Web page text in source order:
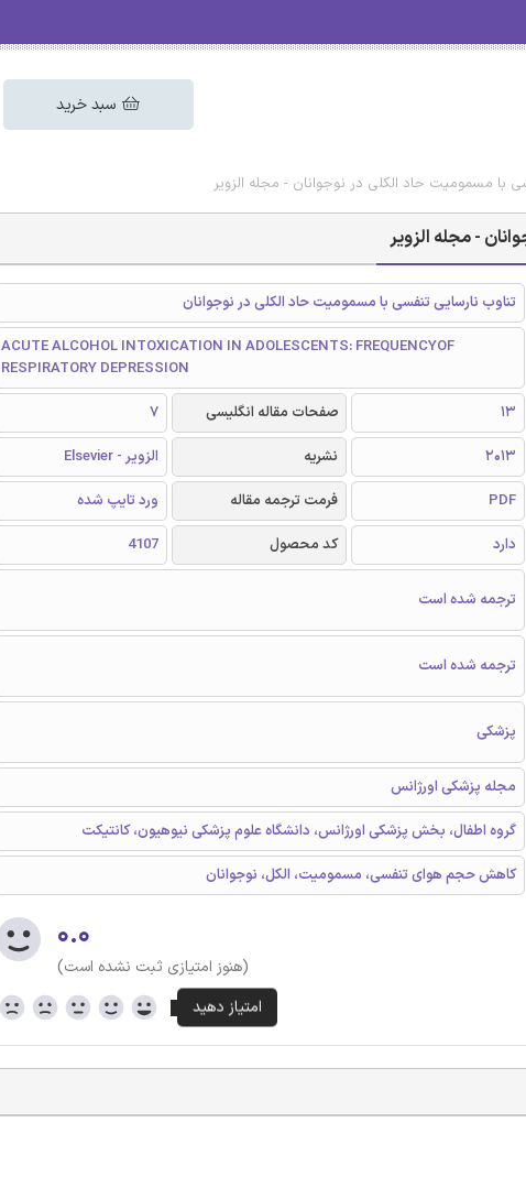
سبد خرید
با مسمومیت حاد الکلی در نوجوانان - مجله الزویر
- مجله الزویر
تناوب نارسایی تنفسی با مسمومیت حاد الکلی در نوجوانان
ACUTE ALCOHOL INTOXICATION IN ADOLESCENTS: FREQUENCYOF
RESPIRATORY DEPRESSION
13 صفحات مقاله انگلیسی
7
2013 نشریه
الزویر - Elsevier
PDF فرمت ترجمه مقاله
ورد تایپ شده
دارد کد محصول
4107
ترجمه شده است
ترجمه شده است
پزشکی
مجله پزشکی اورژانس
گروه اطفال، بخش پزشکی اورژانس، دانشگاه علوم پزشکی نیوهیون، کانتیکت
کاهش حجم هوای تنفسی، مسمومیت، الکل، نوجوانان
۰.۰
(هنوز امتیازی ثبت نشده است)